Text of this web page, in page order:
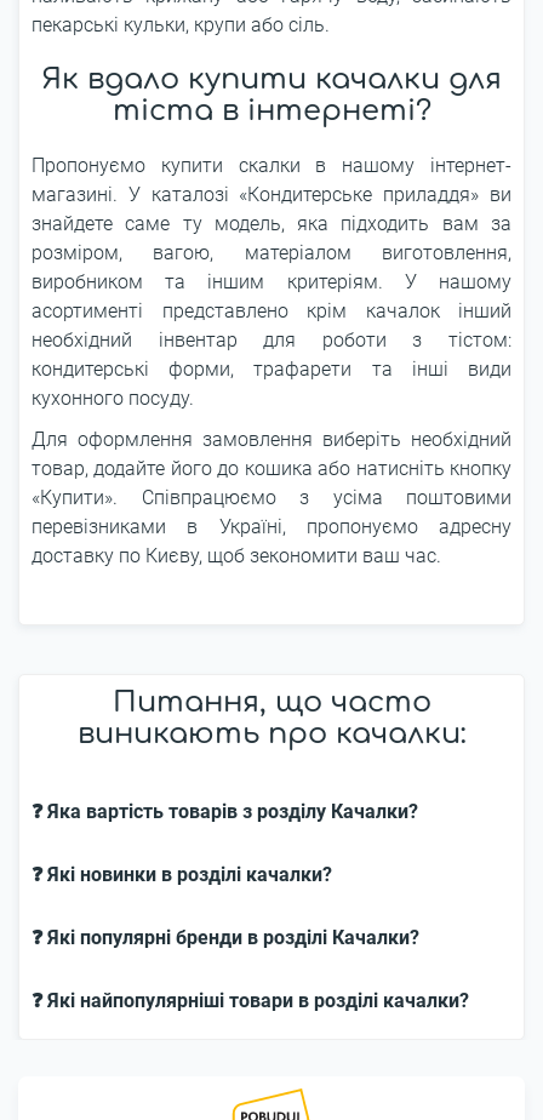
пекарські кульки, крупи або сіль.
Як вдало купити качалки для
тіста в інтернеті?
Пропонуємо купити скалки в нашому інтернет-
магазині. У каталозі «Кондитерське приладдя» ви
знайдете саме ту модель, яка підходить вам за
розміром, вагою, матеріалом виготовлення,
виробником та іншим критеріям. У нашому
асортименті представлено крім качалок інший
необхідний інвентар для роботи з тістом:
кондитерські форми, трафарети та інші види
кухонного посуду.
Для оформлення замовлення виберіть необхідний
товар, додайте його до кошика або натисніть кнопку
«Купити». Співпрацюємо з усіма поштовими
перевізниками в Україні, пропонуємо адресну
доставку по Києву, щоб зекономити ваш час.
Питання, що часто
виникають про качалки:
❓ Яка вартість товарів з розділу Качалки?
❓ Які новинки в розділі качалки?
❓ Які популярні бренди в розділі Качалки?
❓ Які найпопулярніші товари в розділі качалки?